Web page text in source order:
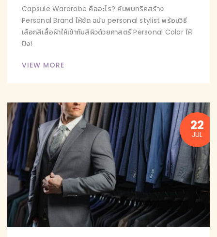
Capsule Wardrobe คืออะไร? ค้นพบทริคสร้าง
Personal Brand ให้ชัด ฉบับ personal stylist พร้อมวิธี
เลือกสีเสื้อผ้าให้เข้ากับสีผิวด้วยศาสตร์ Personal Color ให้
ปัง!
VIEW MORE
22
JUL